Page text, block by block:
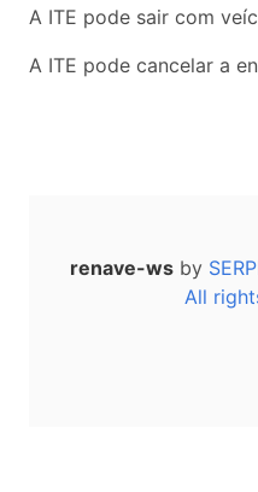
A ITE pode sair com
A ITE pode cancelar a
renave-ws by
All